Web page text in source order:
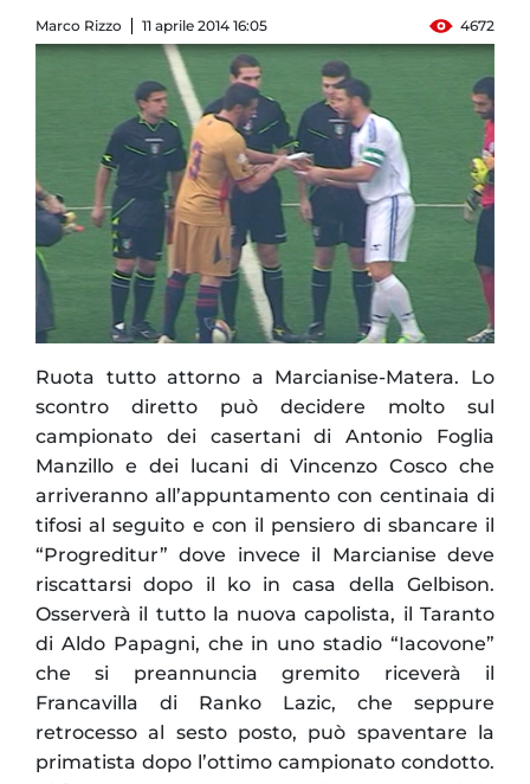
Marco Rizzo 11 aprile 2014 16:05 4672
Ruota tutto attorno a Marcianise-Matera. Lo
scontro diretto può decidere molto sul
campionato dei casertani di Antonio Foglia
Manzillo e dei lucani di Vincenzo Cosco che
arriveranno all’appuntamento con centinaia di
tifosi al seguito e con il pensiero di sbancare il
“Progreditur” dove invece il Marcianise deve
riscattarsi dopo il ko in casa della Gelbison.
Osserverà il tutto la nuova capolista, il Taranto
di Aldo Papagni, che in uno stadio “Iacovone”
che si preannuncia gremito riceverà il
Francavilla di Ranko Lazic, che seppure
retrocesso al sesto posto, può spaventare la
primatista dopo l’ottimo campionato condotto.